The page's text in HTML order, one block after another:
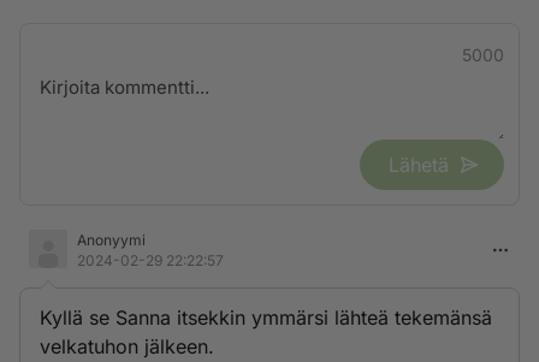
5000
Lähetä
Anonyymi
2024-02-29 22:22:57
Kyllä se Sanna itsekkin ymmärsi lähteä tekemänsä
velkatuhon jälkeen.